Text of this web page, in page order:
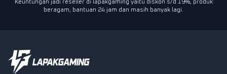
Keuntungan jadi reseller di lapakgaming yaitu diskon s/d 19%, produk
beragam, bantuan 24 jam dan masih banyak lagi.